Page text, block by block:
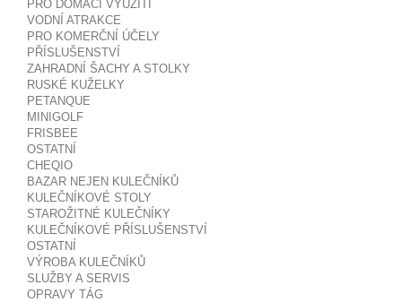
PRO DOMÁCÍ VYUŽITÍ
VODNÍ ATRAKCE
PRO KOMERČNÍ ÚČELY
PŘÍSLUŠENSTVÍ
ZAHRADNÍ ŠACHY A STOLKY
RUSKÉ KUŽELKY
PETANQUE
MINIGOLF
FRISBEE
OSTATNÍ
CHEQIO
BAZAR NEJEN KULEČNÍKŮ
KULEČNÍKOVÉ STOLY
STAROŽITNÉ KULEČNÍKY
KULEČNÍKOVÉ PŘÍSLUŠENSTVÍ
OSTATNÍ
VÝROBA KULEČNÍKŮ
SLUŽBY A SERVIS
OPRAVY TÁG